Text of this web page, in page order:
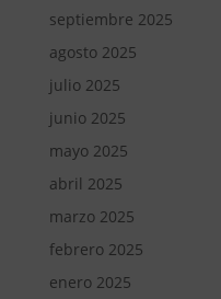
septiembre 2025
agosto 2025
julio 2025
junio 2025
mayo 2025
abril 2025
marzo 2025
febrero 2025
enero 2025